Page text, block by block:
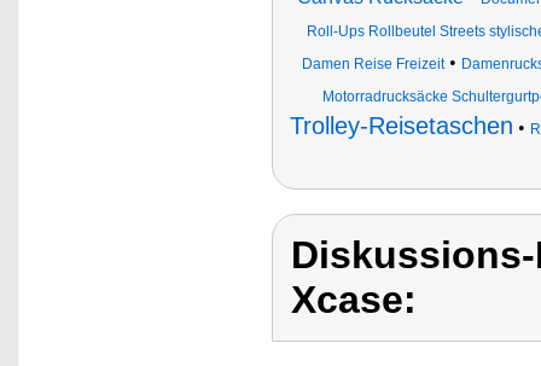
Roll-Ups Rollbeutel Streets
Damen Reise Freizeit•
Motorradrucksäcke
Trolley-Reisetaschen •
Xcase: